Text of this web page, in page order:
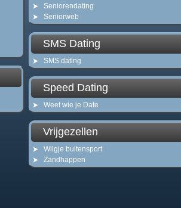
Seniorendating
Seniorweb
SMS Dating
SMS dating
Speed Dating
Weet wie je Date
Vrijgezellen
Wilgje buitensport
Zandhappen